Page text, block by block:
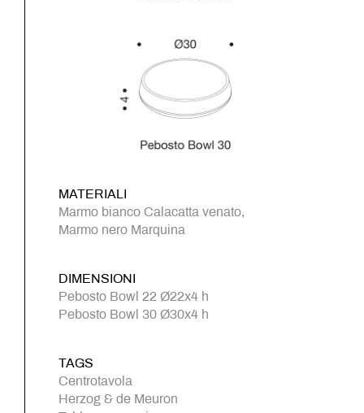
MATERIALI
Marmo bianco Calacatta venato,
Marmo nero Marquina
DIMENSIONI
Pebosto Bowl 22 Ø22x4 h
Pebosto Bowl 30 Ø30x4 h
TAGS
Centrotavola
Herzog & de Meuron